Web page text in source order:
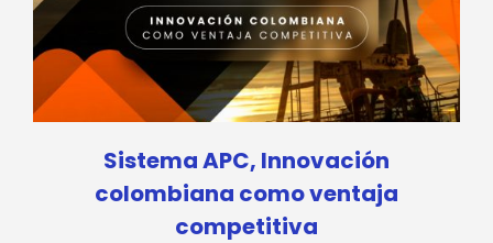
Sistema APC, Innovación
colombiana como ventaja
competitiva